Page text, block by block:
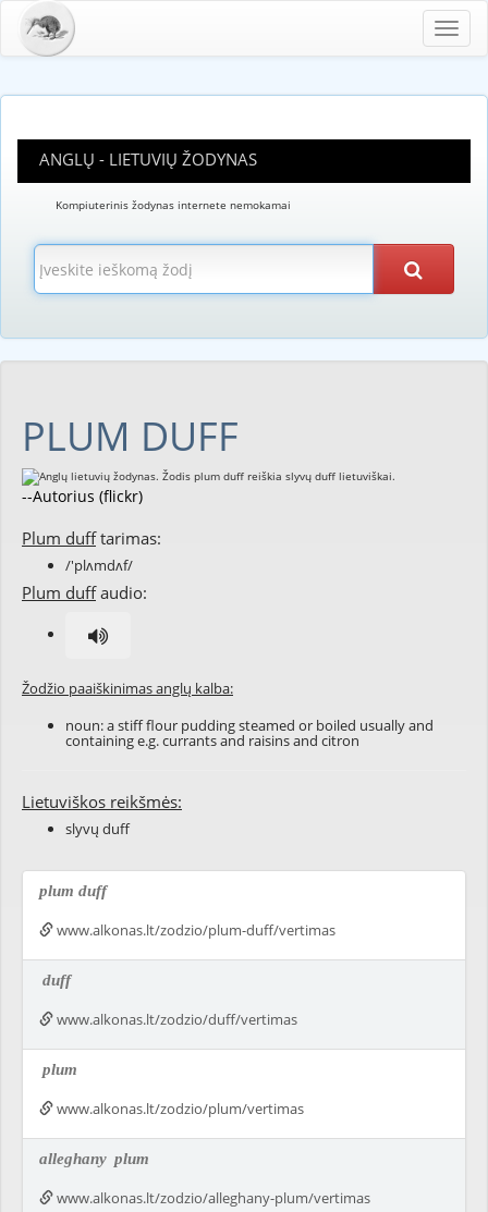
ANGLŲ - LIETUVIŲ ŽODYNAS
Kompiuterinis žodynas internete nemokamai
PLUM DUFF
--Autorius (flickr)
Plum dufftarimas:
/'plʌmdʌf/
Plum duffaudio:
Žodžio paaiškinimas anglų kalba:
noun: a stiff flour pudding steamed or boiled usually and
containing e.g. currants and raisins and citron
Lietuviškos reikšmės:
slyvų duff
plum duff
www.alkonas.lt/zodzio/plum-duff/vertimas
duff
www.alkonas.lt/zodzio/duff/vertimas
plum
www.alkonas.lt/zodzio/plum/vertimas
alleghany plum
www.alkonas.lt/zodzio/alleghany-plum/vertimas